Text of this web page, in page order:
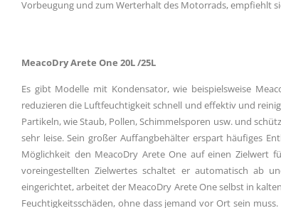
Vorbeugung und zum Werterhalt des Motorrads, empfiehlt
MeacoDry Arete One 20L /25L
Es gibt Modelle mit Kondensator, wie beispielsweise
reduzieren die Luftfeuchtigkeit schnell und effektiv und
Partikeln, wie Staub, Pollen, Schimmelsporen usw. und
sehr leise. Sein großer Auffangbehälter erspart häufiges
Möglichkeit den MeacoDry Arete One auf einen Zielwert
voreingestellten Zielwertes schaltet er automatisch ab
eingerichtet, arbeitet der MeacoDry Arete One selbst in
Feuchtigkeitsschäden, ohne dass jemand vor Ort sein